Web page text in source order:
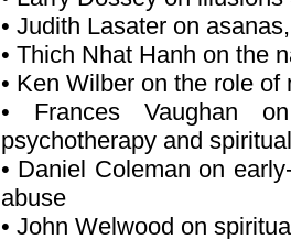
• Judith Lasater on
• Thich Nhat Hanh on the
• Ken Wilber on the role of
• Frances Vaughan
psychotherapy and
• Daniel Coleman on
abuse
• John Welwood on